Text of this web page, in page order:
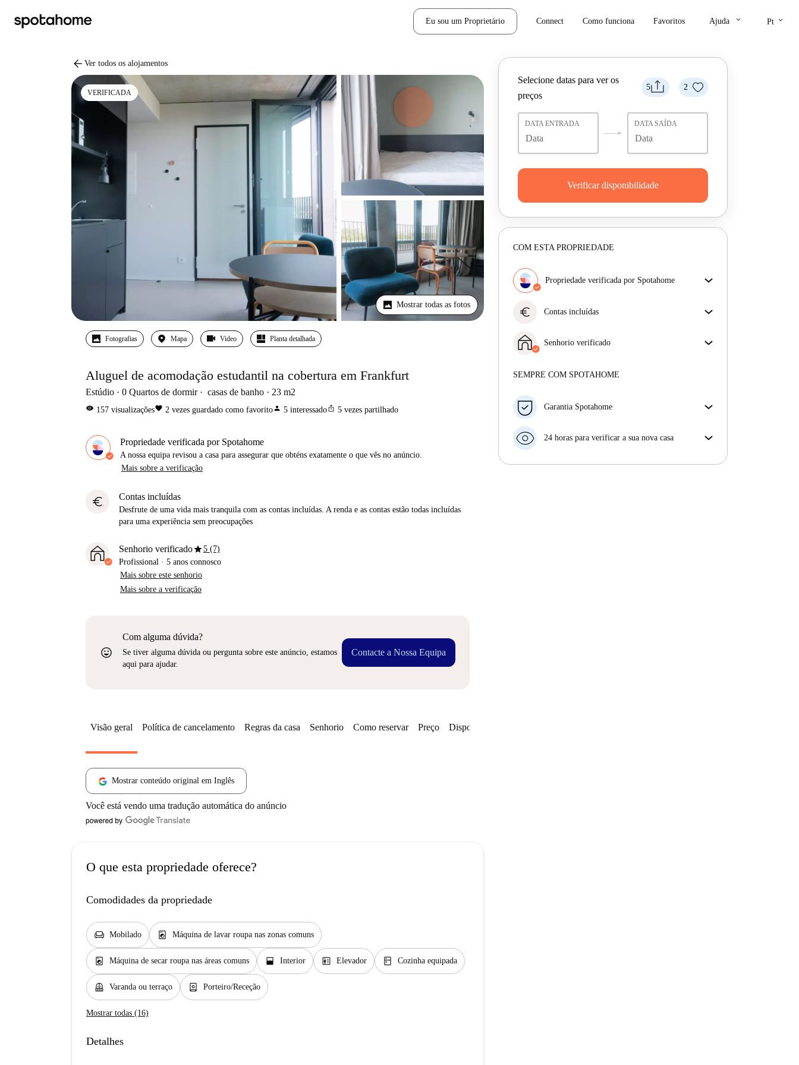
Eu sou um Proprietário Connect Como funciona Favoritos Ajuda keyboard_arrow_down Pt keyboard_arrow_down
arrow_back Ver todos os alojamentos
VERIFICADA
Mostrar todas as fotos
Fotografias Mapa Video Planta detalhada
Aluguel de acomodação estudantil na cobertura em Frankfurt
Estúdio 0 Quartos de dormir casas de banho 23 m2
visibility 157 visualizaçõesfavorite 2 vezes guardado como favoritoperson 5 interessadoios_share 5 vezes partilhado
Propriedade verificada por Spotahome
A nossa equipa revisou a casa para assegurar que obténs exatamente o que vês no anúncio.
Mais sobre a verificação
euro Contas incluídas
Desfrute de uma vida mais tranquila com as contas incluídas. A renda e as contas estão todas incluídas
para uma experiência sem preocupações
Senhorio verificadostar5 (7)
Profissional · 5 anos connosco
Mais sobre este senhorio
Mais sobre a verificação
sentiment_very_satisfied
Com alguma dúvida?
Se tiver alguma dúvida ou pergunta sobre este anúncio, estamos
aqui para ajudar.
Contacte a Nossa Equipa
5 2
Selecione datas para ver os
preços
DATA ENTRADA DATA SAÍDA
Verificar disponibilidade
COM ESTA PROPRIEDADE
Propriedade verificada por Spotahome
obténs exatamente o que vês no anúncio.
euro Contas incluídas
incluídas. A renda e as contas estão todas incluídas
para uma experiência sem preocupações
Senhorio verificado
Mais sobre este senhorio
SEMPRE COM SPOTAHOME
Garantia Spotahome
antecedência, nós iremos A) pagar um hotel e ajudá-
seu dinheiro na totalidade.
24 horas para verificar a sua nova casa
Visão geral Política de cancelamento Regras da casa Senhorio Como reservar Preço Disponibilidades
Mostrar conteúdo original em Inglês
Você está vendo uma tradução automática do anúncio
O que esta propriedade oferece?
Comodidades da propriedade
chair Mobilado local_laundry_service Máquina de lavar roupa nas zonas comuns
local_laundry_service Máquina de secar roupa nas áreas comuns window_open Interior elevator Elevador kitchen Cozinha equipada
balcony Varanda ou terraço person_book Porteiro/Receção
Mostrar todas (16)
Detalhes